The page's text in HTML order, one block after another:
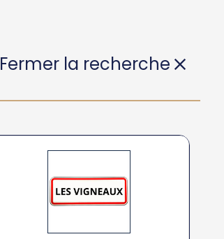
Fermer la recherche